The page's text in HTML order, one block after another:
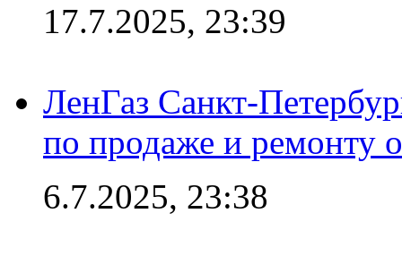
17.7.2025, 23:39
ЛенГаз Санкт-
по продаже и ремонту
6.7.2025, 23:38